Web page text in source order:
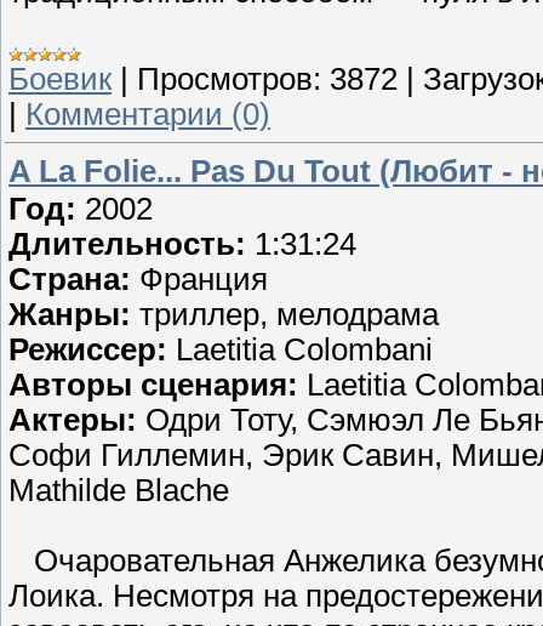
Боевик | Просмотров: 3872 |
| Комментарии (0)
A La Folie... Pas Du Tout (Любит -
Год: 2002
Длительность: 1:31:24
Страна: Франция
Жанры: триллер, мелодрама
Режиссер: Laetitia Colombani
Авторы сценария: Laetitia
Актеры: Одри Тоту, Сэмюэл Ле
Софи Гиллемин, Эрик Савин,
Mathilde Blache
Очаровательная Анжелика
Лоика. Несмотря на